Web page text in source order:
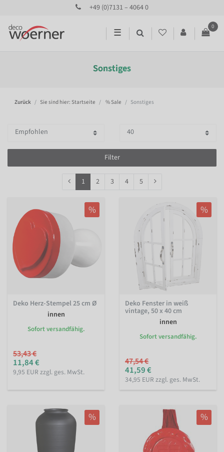
+49 (0)7131 – 4064 0
☰
0
Sonstiges
Zurück Sie sind hier: Startseite % Sale Sonstiges
Filter
1 2 3 4 5
%
Deko Herz-Stempel 25 cm Ø
innen
Sofort versandfähig.
53,43 €
11,84 €
9,95 EUR zzgl. ges. MwSt.
%
Deko Fenster in weiß
vintage, 50 x 40 cm
innen
Sofort versandfähig.
47,54 €
41,59 €
34,95 EUR zzgl. ges. MwSt.
% %